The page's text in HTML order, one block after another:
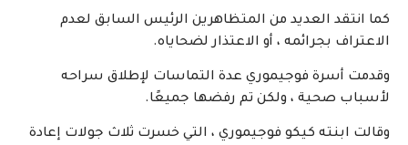
كما انتقد العديد من المتظاهرين الرئيس السابق لعدم
الاعتراف بجرائمه ، أو الاعتذار لضحاياه.
وقدمت أسرة فوجيموري عدة التماسات لإطلاق سراحه
لأسباب صحية ، ولكن تم رفضها جميعًا.
وقالت ابنته كيكو فوجيموري ، التي خسرت ثلاث جولات إعادة